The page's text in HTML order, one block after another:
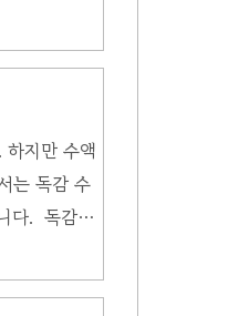
지만, 실제
로 전염되
종류의 바
편이에..
하지만 수액
는 독감 수
다. 독감
대 가능합